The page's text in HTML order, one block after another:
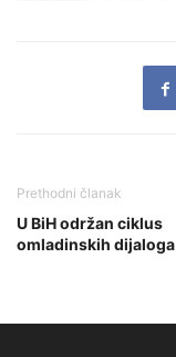
Prethodni članak
U BiH održan ciklus
omladinskih dijaloga